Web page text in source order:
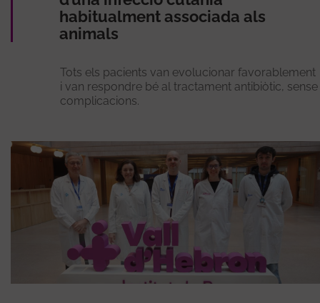
habitualment associada als
animals
Tots els pacients van evolucionar favorablement
i van respondre bé al tractament antibiòtic, sense
complicacions.